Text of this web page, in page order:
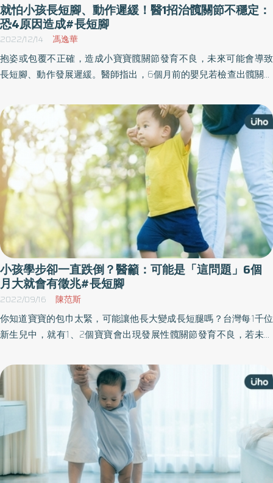
就怕小孩長短腳、動作遲緩！醫1招治髖關節不穩定：
恐4原因造成#長短腳
2022/12/14 馮逸華
抱姿或包覆不正確，造成小寶寶髖關節發育不良，未來可能會導致
長短腳、動作發展遲緩。醫師指出，6個月前的嬰兒若檢查出髖關節
帶」，以降低新生兒髖關節發育不良機率。
小孩學步卻一直跌倒？醫籲：可能是「這問題」6個
月大就會有徵兆#長短腳
2022/09/16 陳范斯
你知道寶寶的包巾太緊，可能讓他長大變成長短腿嗎？台灣每1千位
新生兒中，就有1、2個寶寶會出現發展性髖關節發育不良，若未治
腿髖關節外展及屈曲，也是造成的原因。